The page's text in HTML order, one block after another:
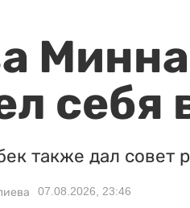
себя
также дал совет
07.08.2026, 23:46